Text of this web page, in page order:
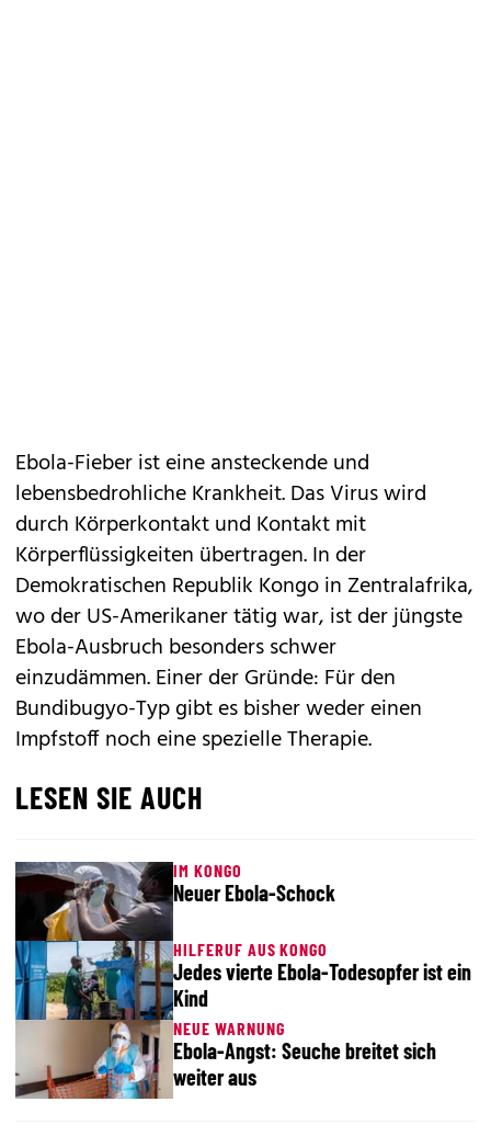
Ebola-Fieber ist eine ansteckende und
lebensbedrohliche Krankheit. Das Virus wird
durch Körperkontakt und Kontakt mit
Körperflüssigkeiten übertragen. In der
Demokratischen Republik Kongo in Zentralafrika,
wo der US-Amerikaner tätig war, ist der jüngste
Ebola-Ausbruch besonders schwer
einzudämmen. Einer der Gründe: Für den
Bundibugyo-Typ gibt es bisher weder einen
Impfstoff noch eine spezielle Therapie.
LESEN SIE AUCH
IM KONGO
Neuer Ebola-Schock
HILFERUF AUS KONGO
Jedes vierte Ebola-Todesopfer ist ein
Kind
NEUE WARNUNG
Ebola-Angst: Seuche breitet sich
weiter aus